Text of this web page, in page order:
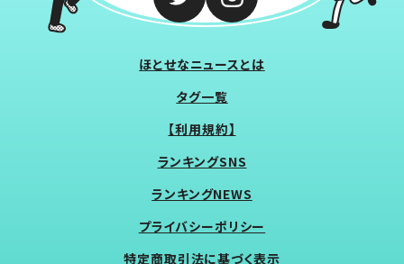
ほとせなニュースとは
タグ一覧
【利用規約】
ランキングSNS
ランキングNEWS
プライバシーポリシー
特定商取引法に基づく表示